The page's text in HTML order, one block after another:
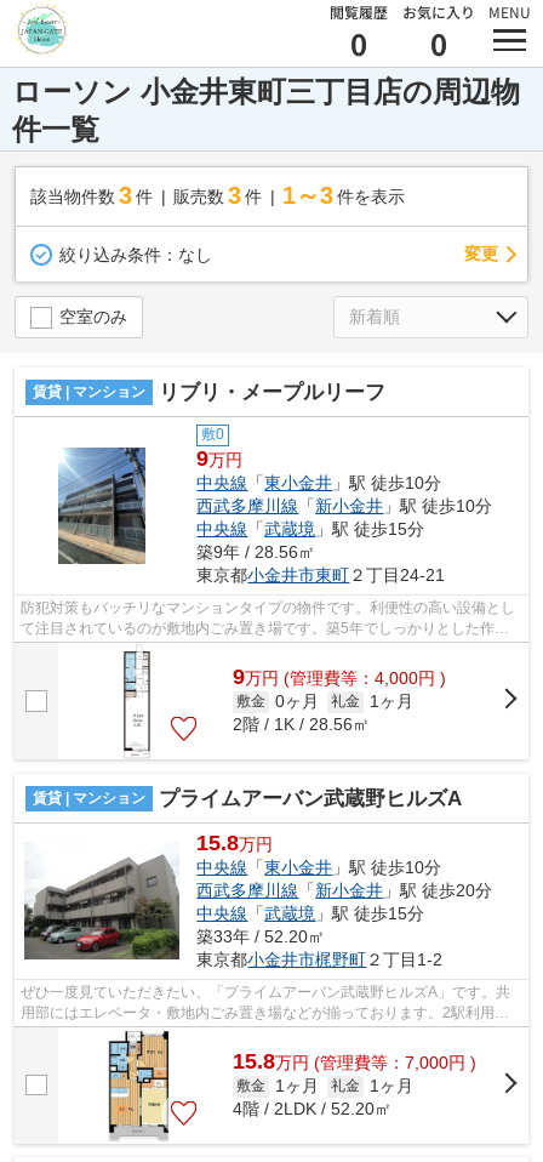
閲覧履歴
0
お気に入り
0
MENU
ローソン 小金井東町三丁目店の周辺物
件一覧
該当物件数 3件 販売数 3 件 1～3 件を表示
絞り込み条件： なし 変更
空室のみ
賃貸 | マンション リブリ・メープルリーフ
敷0
9万円
中央線 「東小金井 」駅 徒歩10分
西武多摩川線 「新小金井 」駅 徒歩10分
中央線 「武蔵境 」駅 徒歩15分
築9年 / 28.56㎡
東京都小金井市東町２丁目24-21
防犯対策もバッチリなマンションタイプの物件です。利便性の高い設備とし
て注目されているのが敷地内ごみ置き場です。築5年でしっかりとした作り
が特徴の物件です。最上階の物件です。...
9万円 (管理費等：4,000円 )
敷金 0ヶ月 礼金
1ヶ月
2階 / 1K / 28.56㎡
賃貸 | マンション プライムアーバン武蔵野ヒルズA
15.8万円
中央線 「東小金井 」駅 徒歩10分
西武多摩川線 「新小金井 」駅 徒歩20分
中央線 「武蔵境 」駅 徒歩15分
築33年 / 52.20㎡
東京都小金井市梶野町２丁目1-2
ぜひ一度見ていただきたい、「プライムアーバン武蔵野ヒルズA」です。共
用部にはエレベータ・敷地内ごみ置き場などが揃っております。2駅利用で
きるマンションは電車での移動が便利で...
15.8万円 (管理費等：7,000円 )
敷金 1ヶ月 礼金
1ヶ月
4階 / 2LDK / 52.20㎡